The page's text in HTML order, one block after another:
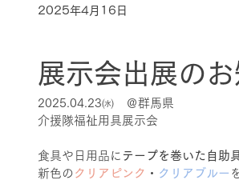
2025年4月16日
展示会出展の
2025.04.23㈬　＠群馬県
介援隊福祉用具展示会
食具や日用品に テープを巻いた自助
新色の クリアピンク ・ クリアブルー